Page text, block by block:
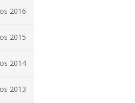
2016
2015
2014
2013